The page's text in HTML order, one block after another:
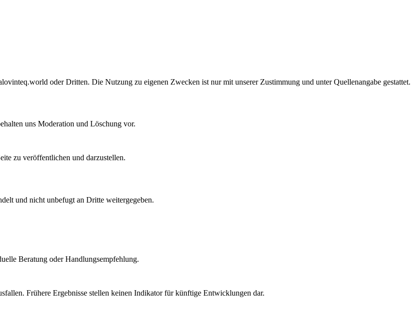
oder Dritten. Die Nutzung zu eigenen Zwecken ist nur mit unserer Zustimmung und unter Quellenangabe gestattet.
uns Moderation und Löschung vor.
zu veröffentlichen und darzustellen.
und nicht unbefugt an Dritte weitergegeben.
Beratung oder Handlungsempfehlung.
Frühere Ergebnisse stellen keinen Indikator für künftige Entwicklungen dar.